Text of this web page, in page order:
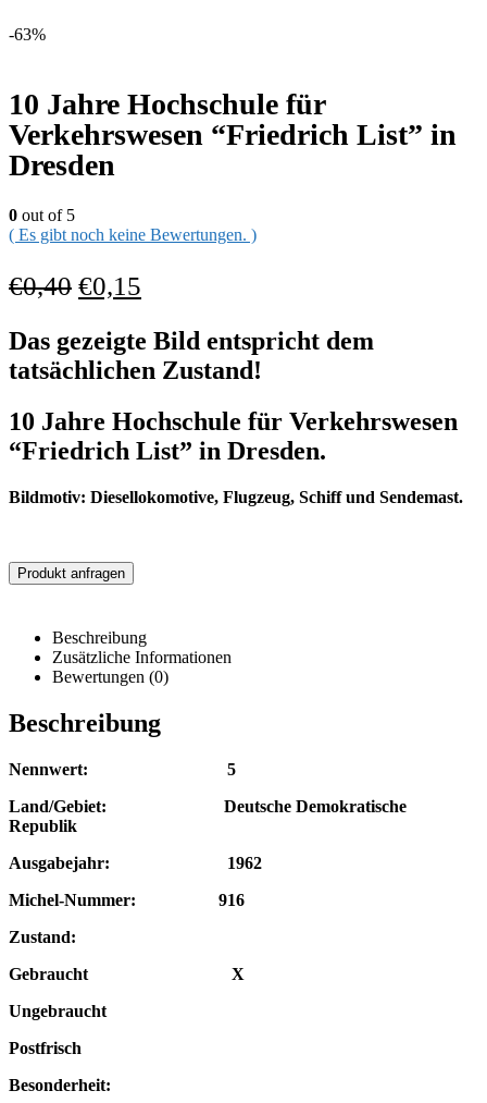
-63%
10 Jahre Hochschule für
Verkehrswesen “Friedrich List” in
Dresden
0 out of 5
( Es gibt noch keine Bewertungen. )
€0,40 €0,15
Das gezeigte Bild entspricht dem
tatsächlichen Zustand!
10 Jahre Hochschule für Verkehrswesen
“Friedrich List” in Dresden.
Bildmotiv: Diesellokomotive, Flugzeug, Schiff und Sendemast.
Produkt anfragen
Beschreibung
Zusätzliche Informationen
Bewertungen (0)
Beschreibung
Nennwert: 5
Land/Gebiet: Deutsche Demokratische
Republik
Ausgabejahr: 1962
Michel-Nummer: 916
Zustand:
Gebraucht X
Ungebraucht
Postfrisch
Besonderheit: